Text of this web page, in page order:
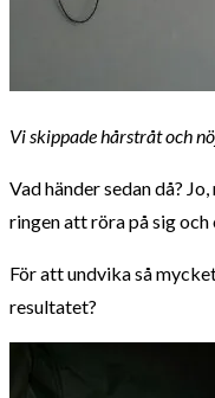
Vi skippade hårstråt och
Vad händer sedan då?
ringen att röra på sig
För att undvika så
resultatet?